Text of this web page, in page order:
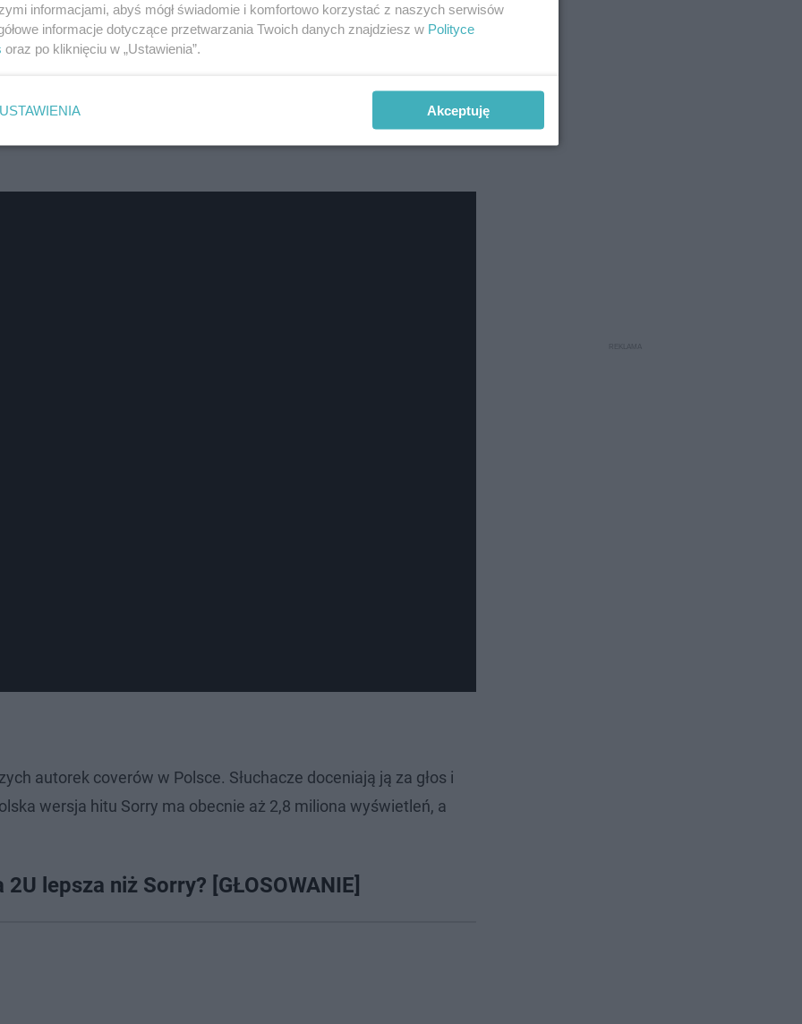
oryginalnie podpisuje się Camila Cabello, ma kilka coverów.
i oceńcie w komentarzach pod artykułem!
autorek coverów w Polsce. Słuchacze doceniają ją za głos i
wersja hitu Sorry ma obecnie aż 2,8 miliona wyświetleń, a
lepsza niż Sorry? [GŁOSOWANIE]
informacjami, abyś mógł świadomie i komfortowo korzystać z naszych serwisów
informacje dotyczące przetwarzania Twoich danych znajdziesz w Polityce
oraz po kliknięciu w „Ustawienia”.
USTAWIENIA Akceptuję